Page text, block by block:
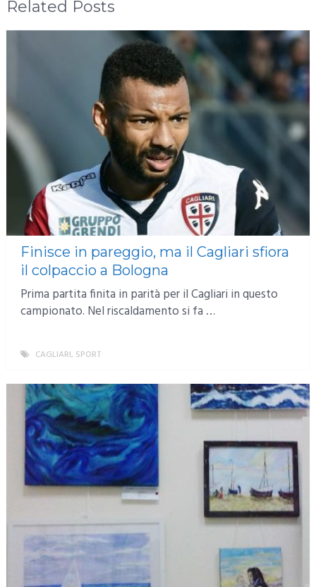
Related Posts
Finisce in pareggio, ma il Cagliari sfiora
il colpaccio a Bologna
Prima partita finita in parità per il Cagliari in questo
campionato. Nel riscaldamento si fa …
CAGLIARI, SPORT